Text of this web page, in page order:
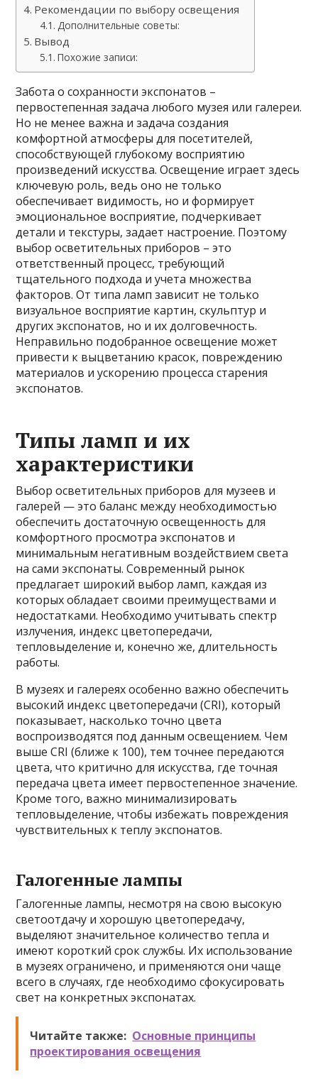
Рекомендации по выбору освещения
Дополнительные советы:
Вывод
Похожие записи:
Забота о сохранности экспонатов –
первостепенная задача любого музея или галереи.
Но не менее важна и задача создания
комфортной атмосферы для посетителей,
способствующей глубокому восприятию
произведений искусства. Освещение играет здесь
ключевую роль, ведь оно не только
обеспечивает видимость, но и формирует
эмоциональное восприятие, подчеркивает
детали и текстуры, задает настроение. Поэтому
выбор осветительных приборов – это
ответственный процесс, требующий
тщательного подхода и учета множества
факторов. От типа ламп зависит не только
визуальное восприятие картин, скульптур и
других экспонатов, но и их долговечность.
Неправильно подобранное освещение может
привести к выцветанию красок, повреждению
материалов и ускорению процесса старения
экспонатов.
Типы ламп и их
характеристики
Выбор осветительных приборов для музеев и
галерей — это баланс между необходимостью
обеспечить достаточную освещенность для
комфортного просмотра экспонатов и
минимальным негативным воздействием света
на сами экспонаты. Современный рынок
предлагает широкий выбор ламп, каждая из
которых обладает своими преимуществами и
недостатками. Необходимо учитывать спектр
излучения, индекс цветопередачи,
тепловыделение и, конечно же, длительность
работы.
В музеях и галереях особенно важно обеспечить
высокий индекс цветопередачи (CRI), который
показывает, насколько точно цвета
воспроизводятся под данным освещением. Чем
выше CRI (ближе к 100), тем точнее передаются
цвета, что критично для искусства, где точная
передача цвета имеет первостепенное значение.
Кроме того, важно минимализировать
тепловыделение, чтобы избежать повреждения
чувствительных к теплу экспонатов.
Галогенные лампы
Галогенные лампы, несмотря на свою высокую
светоотдачу и хорошую цветопередачу,
выделяют значительное количество тепла и
имеют короткий срок службы. Их использование
в музеях ограничено, и применяются они чаще
всего в случаях, где необходимо сфокусировать
свет на конкретных экспонатах.
Читайте также: Основные принципы
проектирования освещения